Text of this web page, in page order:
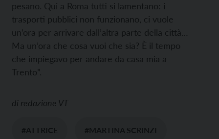
pesano. Qui a Roma tutti si lamentano: i
trasporti pubblici non funzionano, ci vuole
un’ora per arrivare dall’altra parte della città…
Ma un’ora che cosa vuoi che sia? È il tempo
che impiegavo per andare da casa mia a
Trento”.
di redazione VT
#ATTRICE #MARTINA SCRINZI